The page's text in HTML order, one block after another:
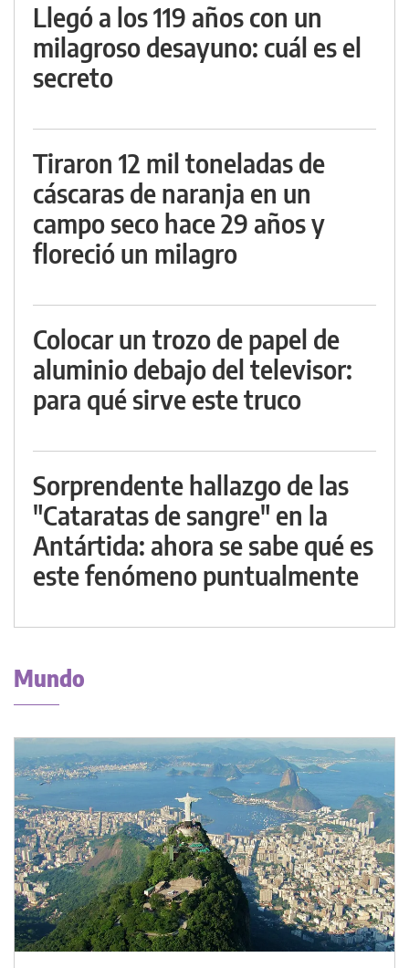
Llegó a los 119 años con un
milagroso desayuno: cuál es el
secreto
Tiraron 12 mil toneladas de
cáscaras de naranja en un
campo seco hace 29 años y
floreció un milagro
Colocar un trozo de papel de
aluminio debajo del televisor:
para qué sirve este truco
Sorprendente hallazgo de las
"Cataratas de sangre" en la
Antártida: ahora se sabe qué es
este fenómeno puntualmente
Mundo